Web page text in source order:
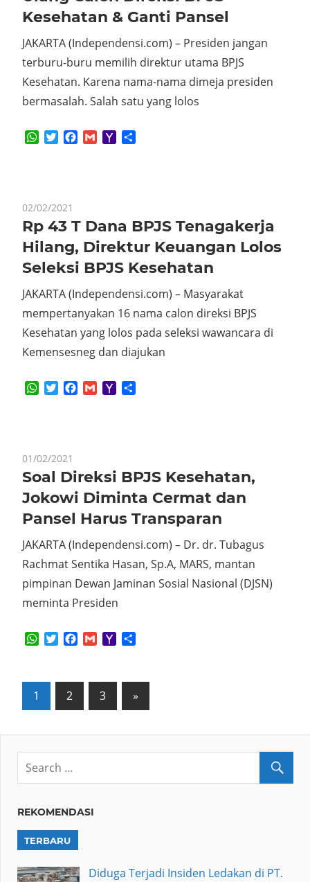
Kesehatan & Ganti Pansel
JAKARTA (Independensi.com) – Presiden jangan
terburu-buru memilih direktur utama BPJS
Kesehatan. Karena nama-nama dimeja presiden
bermasalah. Salah satu yang lolos
WhatsApp
TwitterFacebook
GmailYahoo
02/02/2021
Rp 43 T Dana BPJS Tenagakerja
Hilang, Direktur Keuangan Lolos
Seleksi BPJS Kesehatan
JAKARTA (Independensi.com) – Masyarakat
mempertanyakan 16 nama calon direksi BPJS
Kesehatan yang lolos pada seleksi wawancara di
Kemensesneg dan diajukan
WhatsApp
TwitterFacebook
GmailYahoo
01/02/2021
Soal Direksi BPJS Kesehatan,
Jokowi Diminta Cermat dan
Pansel Harus Transparan
JAKARTA (Independensi.com) – Dr. dr. Tubagus
Rachmat Sentika Hasan, Sp.A, MARS, mantan
pimpinan Dewan Jaminan Sosial Nasional (DJSN)
meminta Presiden
WhatsApp
TwitterFacebook
GmailYahoo
Posts
1 2 3
Next
Posts
»
REKOMENDASI
TERBARU
Diduga Terjadi Insiden Ledakan di PT.